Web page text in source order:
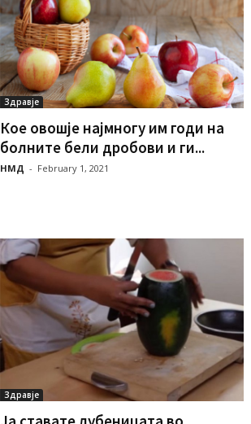
Здравје
Кое овошје најмногу им годи на
болните бели дробови и ги...
НМД - February 1, 2021
Здравје